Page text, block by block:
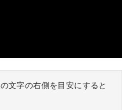
文字の右側を目安にすると